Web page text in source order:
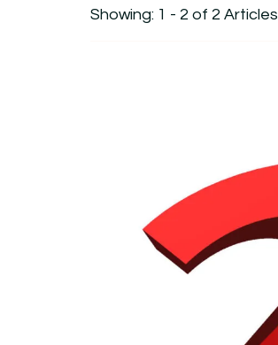
Showing: 1 - 2 of 2 Articles